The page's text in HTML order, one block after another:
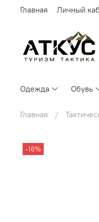
Главная Личный
Одежда Обувь
Главная
-16%